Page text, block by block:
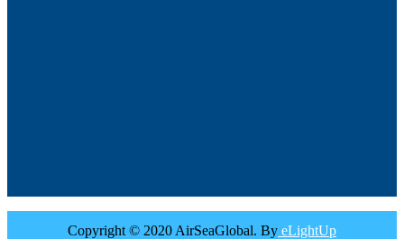
Copyright © 2020 AirSeaGlobal. By eLightUp